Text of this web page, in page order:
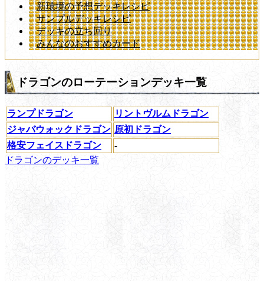
新環境の予想デッキレシピ
サンプルデッキレシピ
デッキの立ち回り
みんなのおすすめカード
ドラゴンのローテーションデッキ一覧
ランプドラゴン
リントヴルムドラゴン
ジャバウォックドラゴン 原初ドラゴン
格安フェイスドラゴン
-
ドラゴンのデッキ一覧